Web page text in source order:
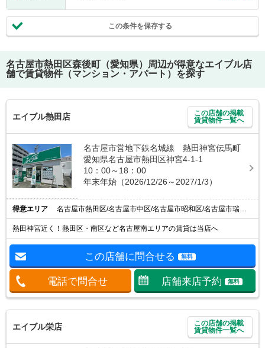
この条件を保存する
名古屋市熱田区森後町（愛知県）
周辺が得意なエイブル店
舗で賃貸物件（マンション・アパート）を探す
エイブル熱田店
この店舗の掲載
賃貸物件一覧へ
名古屋市営地下鉄名城線 熱田神宮伝馬町
愛知県名古屋市熱田区神宮4-1-1
10：00～18：00
年末年始（2026/12/26～2027/1/3）
得意エリア 名古屋市熱田区/名古屋市中区/名古屋市昭和区/名古屋市瑞穂区/名古屋市中川区
熱田神宮近く！熱田区・南区など名古屋南エリアの賃貸は当店へ
この店舗に問合せる 無料
電話で問合せ 店舗来店予約 無料
エイブル栄店
この店舗の掲載
賃貸物件一覧へ